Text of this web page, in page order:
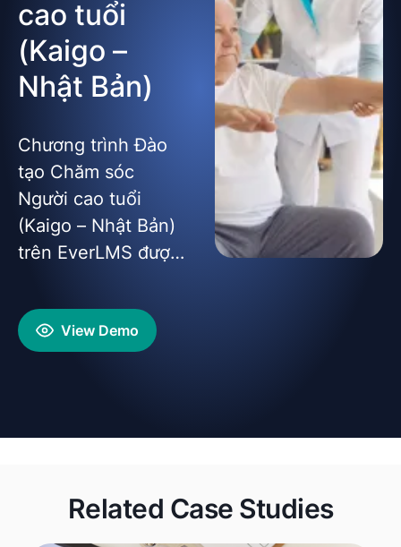
cao tuổi
(Kaigo –
Nhật Bản)
Chương trình Đào
tạo Chăm sóc
Người cao tuổi
(Kaigo – Nhật Bản)
trên EverLMS được
bị cho học viên
kiến thức và kỹ
người cao tuổi tại
View Demo
Related Case Studies